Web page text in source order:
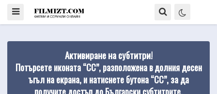
Активиране на субтитри!
Потърсете иконата “CC”, разположена в долния десен
ъгъл на екрана, и натиснете бутона “CC”, за да